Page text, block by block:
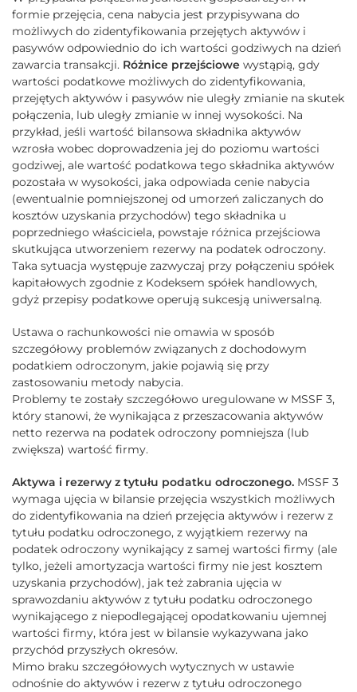
formie przejęcia, cena nabycia jest przypisywana do
możliwych do zidentyfikowania przejętych aktywów i
pasywów odpowiednio do ich wartości godziwych na dzień
zawarcia transakcji. Różnice przejściowe wystąpią, gdy
wartości podatkowe możliwych do zidentyfikowania,
przejętych aktywów i pasywów nie uległy zmianie na skutek
połączenia, lub uległy zmianie w innej wysokości. Na
przykład, jeśli wartość bilansowa składnika aktywów
wzrosła wobec doprowadzenia jej do poziomu wartości
godziwej, ale wartość podatkowa tego składnika aktywów
pozostała w wysokości, jaka odpowiada cenie nabycia
(ewentualnie pomniejszonej od umorzeń zaliczanych do
kosztów uzyskania przychodów) tego składnika u
poprzedniego właściciela, powstaje różnica przejściowa
skutkująca utworzeniem rezerwy na podatek odroczony.
Taka sytuacja występuje zazwyczaj przy połączeniu spółek
kapitałowych zgodnie z Kodeksem spółek handlowych,
gdyż przepisy podatkowe operują sukcesją uniwersalną.
Ustawa o rachunkowości nie omawia w sposób
szczegółowy problemów związanych z dochodowym
podatkiem odroczonym, jakie pojawią się przy
zastosowaniu metody nabycia.
Problemy te zostały szczegółowo uregulowane w MSSF 3,
który stanowi, że wynikająca z przeszacowania aktywów
netto rezerwa na podatek odroczony pomniejsza (lub
zwiększa) wartość firmy.
Aktywa i rezerwy z tytułu podatku odroczonego. MSSF 3
wymaga ujęcia w bilansie przejęcia wszystkich możliwych
do zidentyfikowania na dzień przejęcia aktywów i rezerw z
tytułu podatku odroczonego, z wyjątkiem rezerwy na
podatek odroczony wynikający z samej wartości firmy (ale
tylko, jeżeli amortyzacja wartości firmy nie jest kosztem
uzyskania przychodów), jak też zabrania ujęcia w
sprawozdaniu aktywów z tytułu podatku odroczonego
wynikającego z niepodlegającej opodatkowaniu ujemnej
wartości firmy, która jest w bilansie wykazywana jako
przychód przyszłych okresów.
Mimo braku szczegółowych wytycznych w ustawie
odnośnie do aktywów i rezerw z tytułu odroczonego